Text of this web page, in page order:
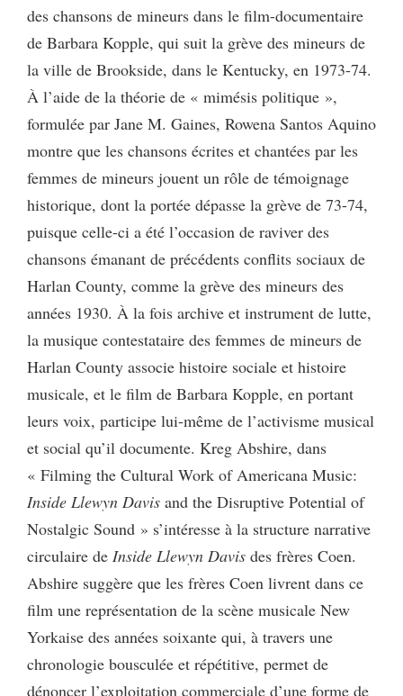
des chansons de mineurs dans le film-documentaire
de Barbara Kopple, qui suit la grève des mineurs de
la ville de Brookside, dans le Kentucky, en 1973-74.
À l’aide de la théorie de « mimésis politique »,
formulée par Jane M. Gaines, Rowena Santos Aquino
montre que les chansons écrites et chantées par les
femmes de mineurs jouent un rôle de témoignage
historique, dont la portée dépasse la grève de 73-74,
puisque celle-ci a été l’occasion de raviver des
chansons émanant de précédents conflits sociaux de
Harlan County, comme la grève des mineurs des
années 1930. À la fois archive et instrument de lutte,
la musique contestataire des femmes de mineurs de
Harlan County associe histoire sociale et histoire
musicale, et le film de Barbara Kopple, en portant
leurs voix, participe lui-même de l’activisme musical
et social qu’il documente. Kreg Abshire, dans
« Filming the Cultural Work of Americana Music:
Inside Llewyn Davis and the Disruptive Potential of
Nostalgic Sound » s’intéresse à la structure narrative
circulaire de Inside Llewyn Davis des frères Coen.
Abshire suggère que les frères Coen livrent dans ce
film une représentation de la scène musicale New
Yorkaise des années soixante qui, à travers une
chronologie bousculée et répétitive, permet de
dénoncer l’exploitation commerciale d’une forme de